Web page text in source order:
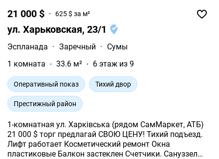
21 000 $ 625 $ за м²
ул. Харьковская, 23/1
Эспланада · Заречный ·
Сумы
1 комната
33.6 м² 6 этаж из 9
Оперативный показ Тихий двор
Престижный район
1-комнатная ул. Харківська (рядом СамМаркет, АТБ)
21 000 $ торг предлагай СВОЮ ЦЕНУ! Тихий подъезд.
Лифт работает Косметический ремонт Окна
пластиковые Балкон застеклен Счетчики. Сануззел